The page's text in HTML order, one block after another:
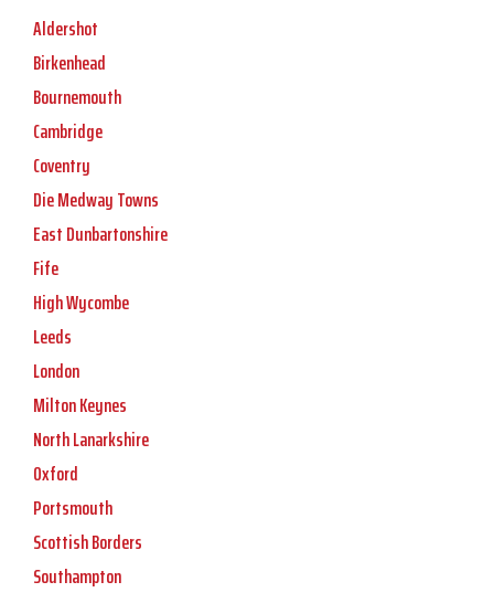
Aldershot
Birkenhead
Bournemouth
Cambridge
Coventry
Die Medway Towns
East Dunbartonshire
Fife
High Wycombe
Leeds
London
Milton Keynes
North Lanarkshire
Oxford
Portsmouth
Scottish Borders
Southampton